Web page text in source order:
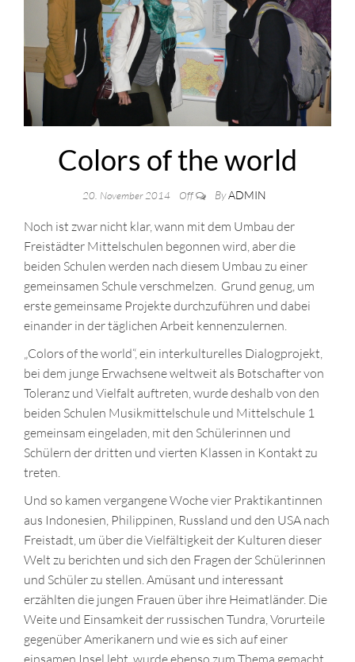
Colors of the world
20. November 2014 Off ByADMIN
Noch ist zwar nicht klar, wann mit dem Umbau der
Freistädter Mittelschulen begonnen wird, aber die
beiden Schulen werden nach diesem Umbau zu einer
gemeinsamen Schule verschmelzen. Grund genug, um
erste gemeinsame Projekte durchzuführen und dabei
einander in der täglichen Arbeit kennenzulernen.
„Colors of the world“, ein interkulturelles Dialogprojekt,
bei dem junge Erwachsene weltweit als Botschafter von
Toleranz und Vielfalt auftreten, wurde deshalb von den
beiden Schulen Musikmittelschule und Mittelschule 1
gemeinsam eingeladen, mit den Schülerinnen und
Schülern der dritten und vierten Klassen in Kontakt zu
treten.
Und so kamen vergangene Woche vier Praktikantinnen
aus Indonesien, Philippinen, Russland und den USA nach
Freistadt, um über die Vielfältigkeit der Kulturen dieser
Welt zu berichten und sich den Fragen der Schülerinnen
und Schüler zu stellen. Amüsant und interessant
erzählten die jungen Frauen über ihre Heimatländer. Die
Weite und Einsamkeit der russischen Tundra, Vorurteile
gegenüber Amerikanern und wie es sich auf einer